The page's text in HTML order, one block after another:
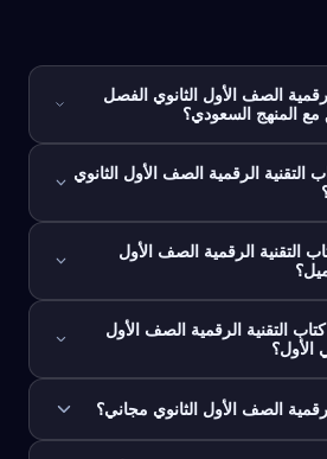
الصف الأول الثانوي الفصل
مع المنهج السعودي؟
الرقمية الصف الأول الثانوي
الرقمية الصف الأول
التقنية الرقمية الصف الأول
الأول؟
الصف الأول الثانوي مجاني؟